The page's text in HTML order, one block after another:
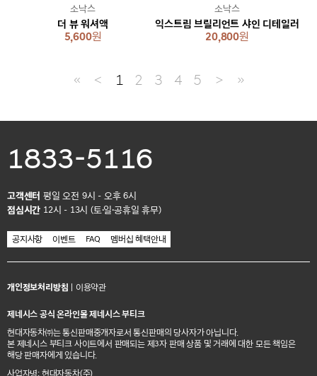
더 뷰 워셔액
5,600원
소낙스
익스트림 브릴리언트 샤인 디테일러
20,800원
소낙스
≪ ＜ 1 2 3 4 5 ＞ ≫
1833-5116
고객센터 평일 오전 9시 - 오후 6시
점심시간 12시 - 13시 (토·일·공휴일 휴무)
공지사항 이벤트 FAQ 멤버십 혜택안내
개인정보처리방침 이용약관
제네시스 공식 온라인몰 제네시스 부티크
현대자동차㈜는 통신판매중개자로서 통신판매의 당사자가 아닙니다.
본 제네시스 부티크 사이트에서 판매되는 제3자 판매 상품 및 거래에 대한 모든 책임은
해당 판매자에게 있습니다.
사업자명: 현대자동차(주)